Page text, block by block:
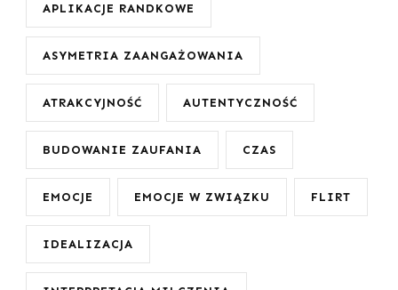
APLIKACJE RANDKOWE
ASYMETRIA ZAANGAŻOWANIA
ATRAKCYJNOŚĆ AUTENTYCZNOŚĆ
BUDOWANIE ZAUFANIA CZAS
EMOCJE EMOCJE W ZWIĄZKU FLIRT
IDEALIZACJA